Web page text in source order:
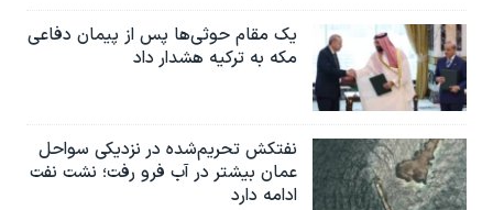
یک مقام حوثی‌ها پس از پیمان دفاعی
مکه به ترکیه هشدار داد
نفتکش تحریم‌شده در نزدیکی سواحل
عمان بیشتر در آب فرو رفت؛ نشت نفت
ادامه دارد